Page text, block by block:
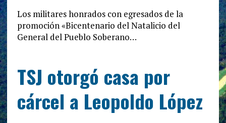
Los militares honrados con egresados de la
promoción «Bicentenario del Natalicio del
General del Pueblo Soberano…
TSJ otorgó casa por
cárcel a Leopoldo López